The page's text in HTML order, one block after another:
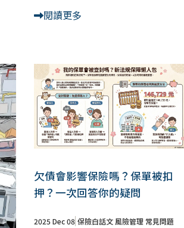
閱讀更多
欠債會影響保險嗎？保單被扣
押？一次回答你的疑問
2025 Dec 08 保險白話文 風險管理 常見問題